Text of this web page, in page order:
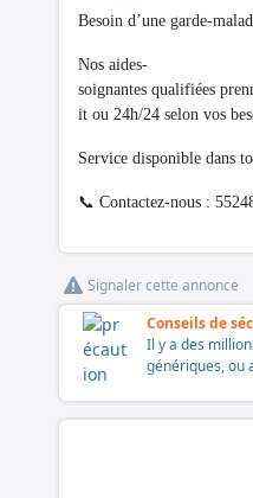
Besoin d’une garde-
Nos aides-
soignantes qualifiées
it ou 24h/24 selon vos
Service disponible dans
📞 Contactez-nous :
Signaler cette annonce
Conseils de
Il y a des
génériques, ou